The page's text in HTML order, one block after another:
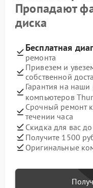
Пропадают
диска
Бесплатная
ремонта
Привезем и
собственной
Гарантия на
компьютеров
Срочный ремонт
течении часа
Скидка для вас до
Получите 1500
Оригинальные